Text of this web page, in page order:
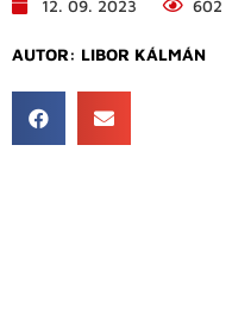
12. 09. 2023 602
AUTOR: LIBOR KÁLMÁN